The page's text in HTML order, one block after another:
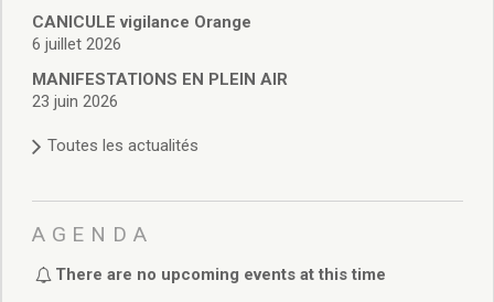
Budget de Fonctionnement
Budget d’Investissement
Conseils municipaux
Règlement du conseil municipal
Délibérations 2025
Délibérations 2022
Délibérations 2021
Délibérations 2020
CANICULE vigilance Orange
6 juillet 2026
MANIFESTATIONS EN PLEIN AIR
23 juin 2026
Toutes les actualités
AGENDA
There are no upcoming events at this time